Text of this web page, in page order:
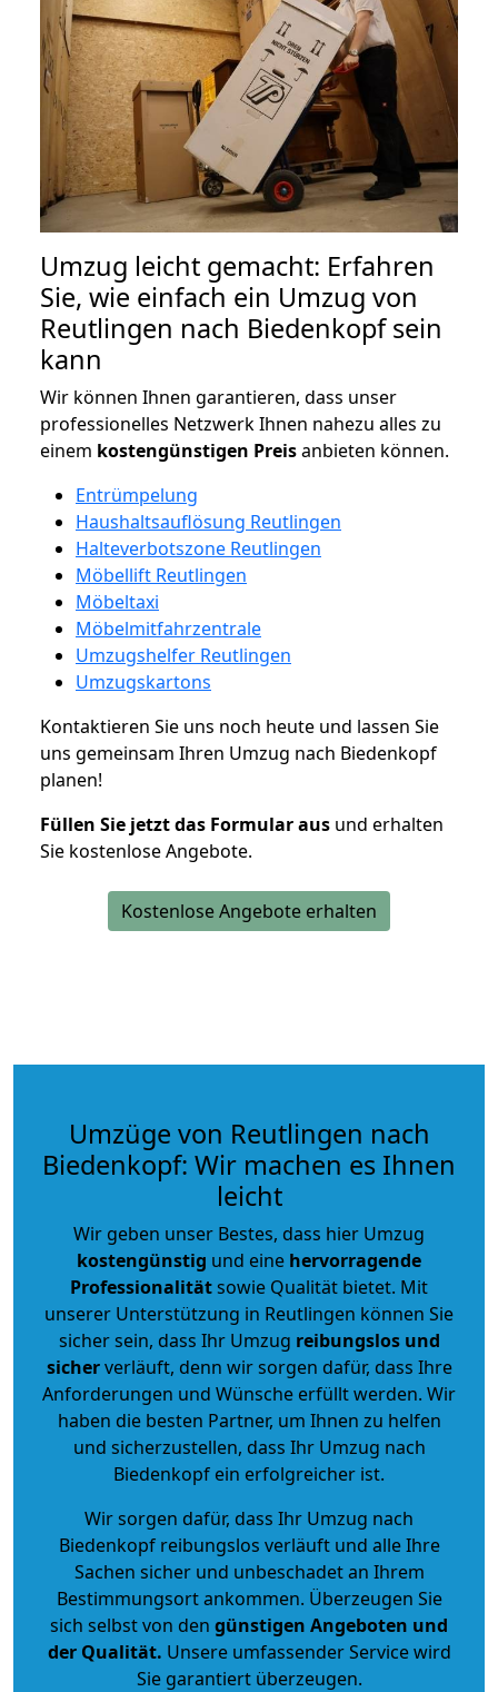
Umzug leicht gemacht: Erfahren
Sie, wie einfach ein Umzug von
Reutlingen nach Biedenkopf sein
kann
Wir können Ihnen garantieren, dass unser
professionelles Netzwerk Ihnen nahezu alles zu
einem kostengünstigen Preisanbieten können.
Entrümpelung
Haushaltsauflösung Reutlingen
Halteverbotszone Reutlingen
Möbellift Reutlingen
Möbeltaxi
Möbelmitfahrzentrale
Umzugshelfer Reutlingen
Umzugskartons
Kontaktieren Sie uns noch heute und lassen Sie
uns gemeinsam Ihren Umzug nach Biedenkopf
planen!
Füllen Sie jetzt das Formular aus und erhalten
Sie kostenlose Angebote.
Kostenlose Angebote erhalten
Umzüge von Reutlingen nach
Biedenkopf: Wir machen es Ihnen
leicht
Wir geben unser Bestes, dass hier Umzug
kostengünstig und eine hervorragende
Professionalitätsowie Qualität bietet. Mit
unserer Unterstützung in Reutlingen können Sie
sicher sein, dass Ihr Umzug reibungslos und
sicherverläuft, denn wir sorgen dafür, dass Ihre
Anforderungen und Wünsche erfüllt werden. Wir
haben die besten Partner, um Ihnen zu helfen
und sicherzustellen, dass Ihr Umzug nach
Biedenkopf ein erfolgreicher ist.
Wir sorgen dafür, dass Ihr Umzug nach
Biedenkopf reibungslos verläuft und alle Ihre
Sachen sicher und unbeschadet an Ihrem
Bestimmungsort ankommen. Überzeugen Sie
sich selbst von den günstigen Angeboten und
der Qualität. Unsere umfassender Service wird
Sie garantiert überzeugen.